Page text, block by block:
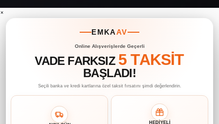
×
EMKAAV
Online Alışverişlerde Geçerli
VADE FARKSIZ 5 TAKSİT
BAŞLADI!
Seçili banka ve kredi kartlarına özel taksit fırsatını şimdi değerlendirin.
HEDİYELİ